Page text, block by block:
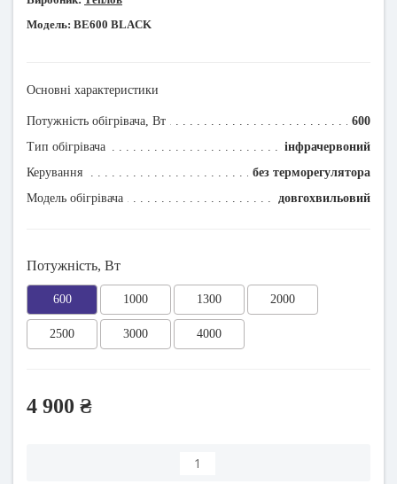
Модель: BЕ600 BLACK
Основні характеристики
Потужність обігрівача, Вт
600
Тип обігрівача
інфрачервоний
Керування
без терморегулятора
Модель обігрівача
довгохвильовий
Потужність, Вт
600 1000 1300 2000
2500 3000 4000
4 900 ₴